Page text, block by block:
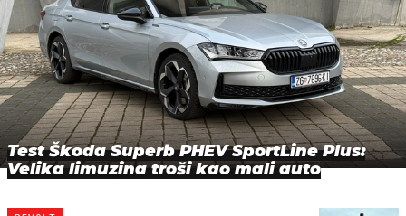
Test Škoda Superb PHEV SportLine Plus:
Velika limuzina troši kao mali auto